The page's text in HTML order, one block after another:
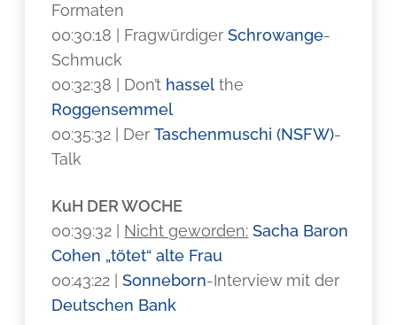
Formaten
00:30:18 | FragwürdigerSchrowange-
Schmuck
00:32:38 | Don’t hassel the
Roggensemmel
00:35:32 | DerTaschenmuschi (NSFW)-
Talk
KuH DER WOCHE
00:39:32 | Nicht geworden: Sacha Baron
Cohen „tötet“ alte Frau
00:43:22 |Sonneborn-Interview mit der
Deutschen Bank